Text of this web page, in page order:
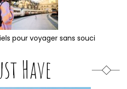
pour voyager sans souci
Have